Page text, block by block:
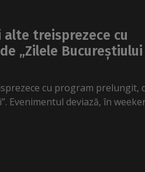
treisprezece cu
„Zilele Bucureștiului
cu program prelungit,
Evenimentul deviază, în